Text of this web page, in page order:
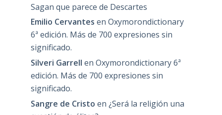
Sagan que parece de Descartes
Emilio Cervantes en Oxymorondictionary
6ª edición. Más de 700 expresiones sin
significado.
Silveri Garrell en Oxymorondictionary 6ª
edición. Más de 700 expresiones sin
significado.
Sangre de Cristo en ¿Será la religión una